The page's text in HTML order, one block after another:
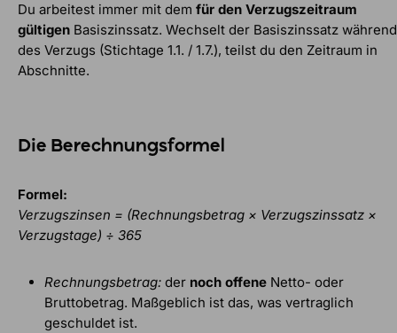
Du arbeitest immer mit dem für den Verzugszeitraum
gültigen Basiszinssatz. Wechselt der Basiszinssatz während
des Verzugs (Stichtage 1.1. / 1.7.), teilst du den Zeitraum in
Abschnitte.
Die Berechnungsformel
Formel:
Verzugszinsen = (Rechnungsbetrag × Verzugszinssatz ×
Verzugstage) ÷ 365
Rechnungsbetrag: der noch offene Netto- oder
Bruttobetrag. Maßgeblich ist das, was vertraglich
geschuldet ist.